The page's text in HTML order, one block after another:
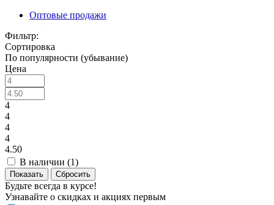
Оптовые продажи
Фильтр:
Сортировка
По популярности (убывание)
Цена
4
4
4
4
4.50
В наличии (1)
Показать Сбросить
Будьте всегда в курсе!
Узнавайте о скидках и акциях первым